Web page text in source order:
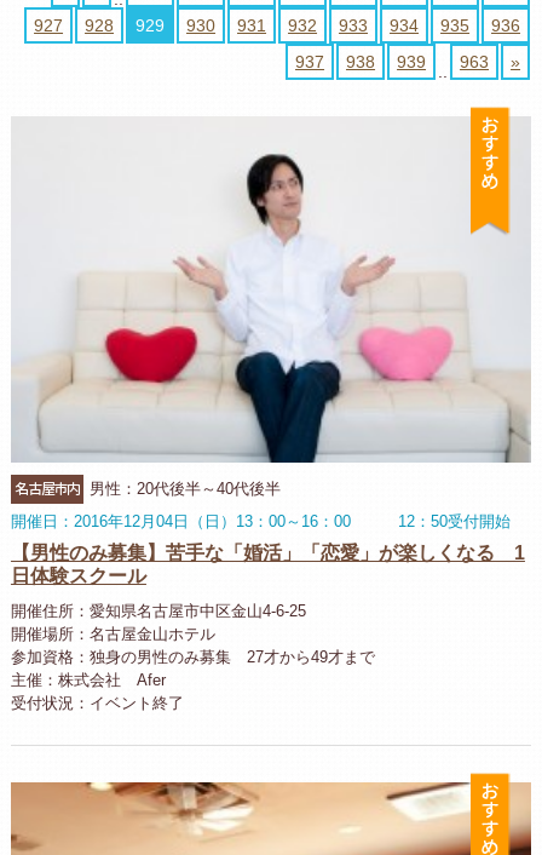
927
928 929 930 931 932 933 934 935
936
937
938 939 963 »
お
名古屋市内
男性：20代後半～40代後半
開催日：2016年12月04日（日）13：00～16：00 12：50受付開始
【男性のみ募集】苦手な「婚活」「恋愛」が楽しくなる 1
日体験スクール
開催住所：愛知県名古屋市中区金山4-6-25
開催場所：名古屋金山ホテル
参加資格：独身の男性のみ募集 27才から49才まで
主催：株式会社 Afer
受付状況：イベント終了
お